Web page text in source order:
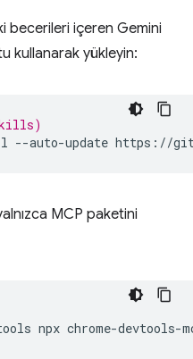
becerileri içeren Gemini
kullanarak yükleyin:
--auto-update
MCP paketini
npx